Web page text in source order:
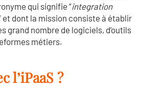
qui signifie “integration
et dont la mission consiste à établir
grand nombre de logiciels, d’outils
métiers.
l’iPaaS ?